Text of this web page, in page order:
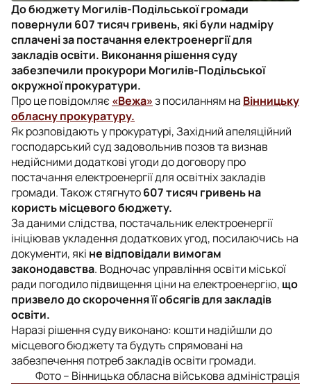
До бюджету Могилів-Подільської громади
повернули 607 тисяч гривень, які були надміру
сплачені за постачання електроенергії для
закладів освіти. Виконання рішення суду
забезпечили прокурори Могилів-Подільської
окружної прокуратури.
Про це повідомляє«Вежа»з посиланням на Вінницьку
обласну прокуратуру.
Як розповідають у прокуратурі, Західний апеляційний
господарський суд задовольнив позов та визнав
недійсними додаткові угоди до договору про
постачання електроенергії для освітніх закладів
громади. Також стягнуто607 тисяч гривень на
користь місцевого бюджету.
За даними слідства, постачальник електроенергії
ініціював укладення додаткових угод, посилаючись на
документи, які не відповідали вимогам
законодавства. Водночас управління освіти міської
ради погодило підвищення ціни на електроенергію, що
призвело до скорочення її обсягів для закладів
освіти.
Наразі рішення суду виконано: кошти надійшли до
місцевого бюджету та будуть спрямовані на
забезпечення потреб закладів освіти громади.
Фото – Вінницька обласна військова адміністрація